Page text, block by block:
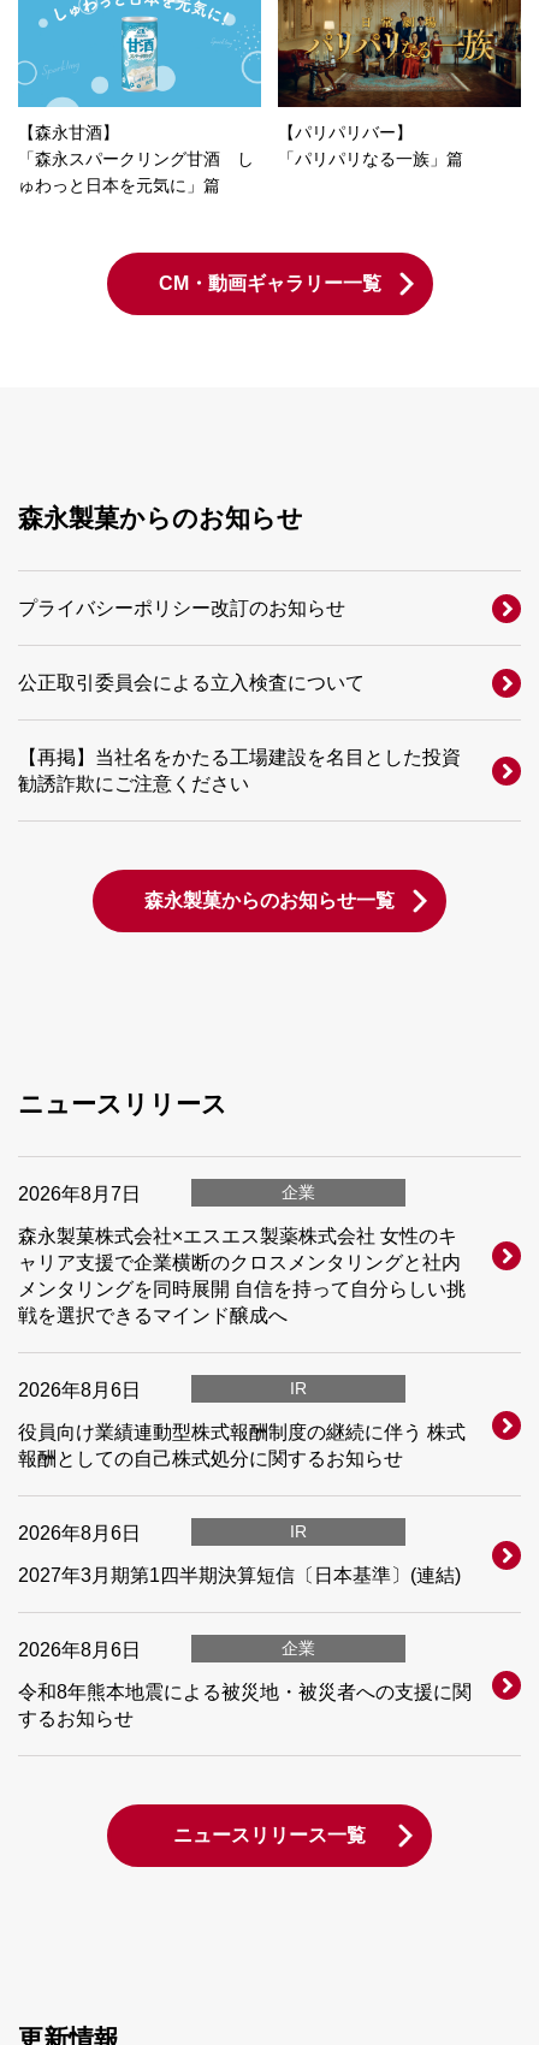
【森永甘酒】
「森永スパークリング甘酒 し
ゅわっと日本を元気に」篇
【パリパリバー】
「パリパリなる一族」篇
CM・動画ギャラリー一覧
森永製菓からのお知らせ
プライバシーポリシー改訂のお知らせ
公正取引委員会による立入検査について
【再掲】当社名をかたる工場建設を名目とした投資
勧誘詐欺にご注意ください
森永製菓からのお知らせ一覧
ニュースリリース
2026年8月7日 企業
森永製菓株式会社×エスエス製薬株式会社 女性のキ
ャリア支援で企業横断のクロスメンタリングと社内
メンタリングを同時展開 自信を持って自分らしい挑
戦を選択できるマインド醸成へ
2026年8月6日 IR
役員向け業績連動型株式報酬制度の継続に伴う 株式
報酬としての自己株式処分に関するお知らせ
2026年8月6日 IR
2027年3月期第1四半期決算短信〔日本基準〕(連結)
2026年8月6日 企業
令和8年熊本地震による被災地・被災者への支援に関
するお知らせ
ニュースリリース一覧
更新情報